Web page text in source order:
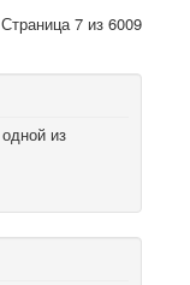
Страница 7 из 6009
из